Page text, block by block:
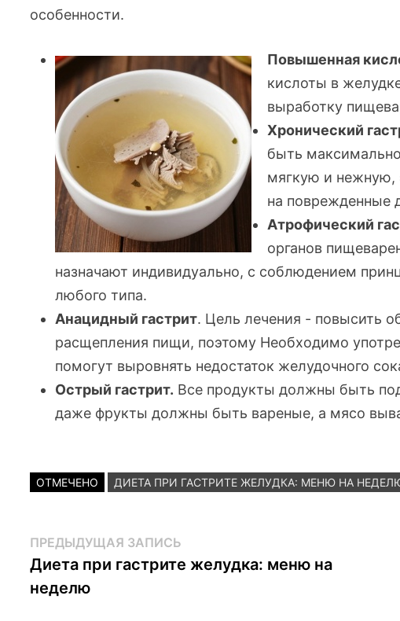
особенности.
Повышенная
кислоты в
выработку
Хронический
быть
мягкую и нежную,
на поврежденные
Атрофический
органов
назначают индивидуально, с соблюдением
любого типа.
Анацидный гастрит. Цель лечения - повысить
расщепления пищи, поэтому Необходимо
помогут выровнять недостаток желудочного
Острый гастрит. Все продукты должны быть
даже фрукты должны быть вареные, а мясо
ОТМЕЧЕНО ДИЕТА ПРИ ГАСТРИТЕ ЖЕЛУДКА: МЕНЮ НА
Навигация
по
записям
ПРЕДЫДУЩАЯ ЗАПИСЬ
запись:
Диета при гастрите желудка: меню на
неделю